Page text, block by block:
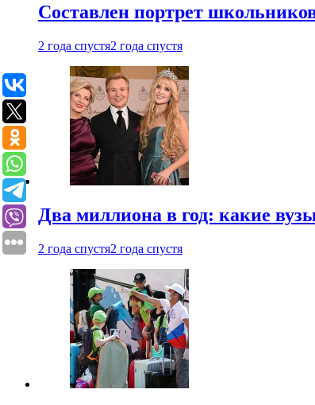
Составлен портрет
2 года спустя2 года спустя
Два миллиона в год: какие
2 года спустя2 года спустя